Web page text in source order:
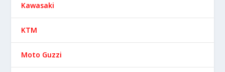
Kawasaki
KTM
Moto Guzzi